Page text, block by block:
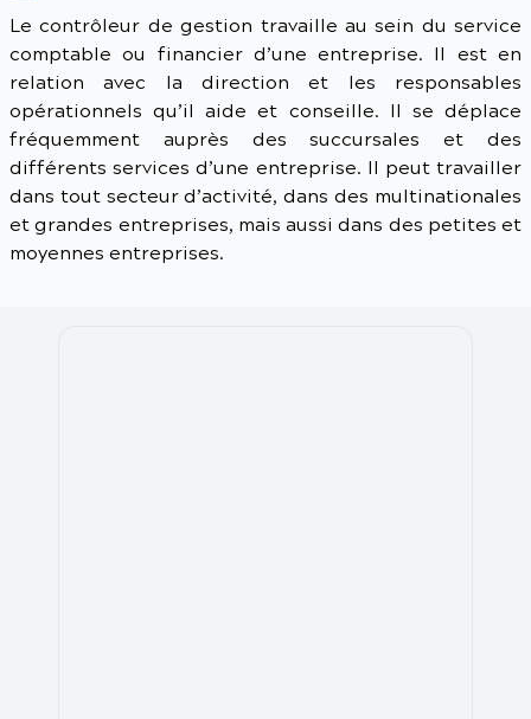
Le contrôleur de gestion travaille au sein du service
comptable ou financier d’une entreprise. Il est en
relation avec la direction et les responsables
opérationnels qu’il aide et conseille. Il se déplace
fréquemment auprès des succursales et des
différents services d’une entreprise. Il peut travailler
dans tout secteur d’activité, dans des multinationales
et grandes entreprises, mais aussi dans des petites et
moyennes entreprises.